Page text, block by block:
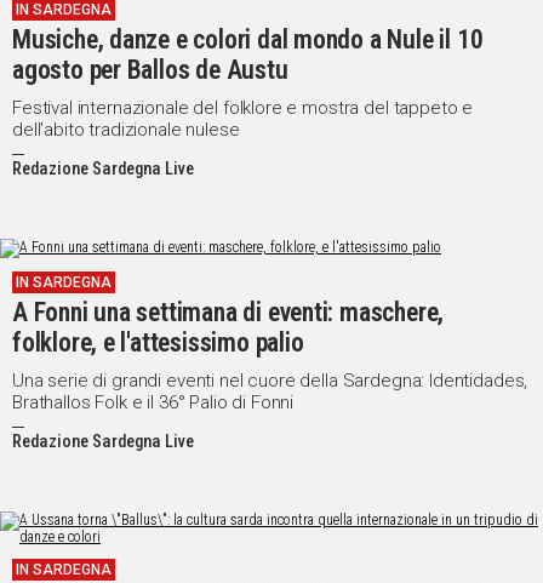
IN SARDEGNA
Musiche, danze e colori dal mondo a Nule il 10
agosto per Ballos de Austu
Festival internazionale del folklore e mostra del tappeto e
dell'abito tradizionale nulese
Redazione Sardegna Live
IN SARDEGNA
A Fonni una settimana di eventi: maschere,
folklore, e l'attesissimo palio
Una serie di grandi eventi nel cuore della Sardegna: Identidades,
Brathallos Folk e il 36° Palio di Fonni
Redazione Sardegna Live
IN SARDEGNA